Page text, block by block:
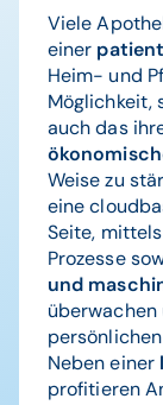
Viele
einer
Heim- und
Möglichkeit,
auch das
Weise zu
eine
Seite,
Prozesse
und
Neben einer
profitieren